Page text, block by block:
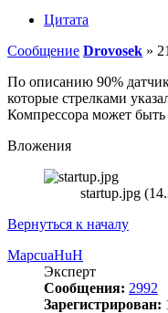
Цитата
Сообщение Drovosek »
По описанию 90%
которые стрелками
Компрессора может быть
Вложения
startup.jpg
Вернуться к началу
MapcuaHuH
Эксперт
Сообщения: 2992
Зарегистрирован: